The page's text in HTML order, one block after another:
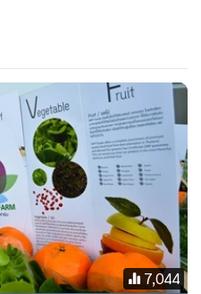
โภคและเกษตรกรผู้ปลูก จน
นการปลูกผักไฮโดรโปนิกส์ ให้
กแบบไฮโดรในฟาร์มตัวอย่าง
าง่าย และผลผลิตที่ได้ออกมา
คมีตกค้าง และได้ผลผลิตที่
ทำผักไฮโดรฯ โดยใช้วัสดุ
เรือนแบบกรีนเฮ้าส์ ปลูกผัก
กแบบปิดในระบบ DRFT โดย
บคุมโรคและแมลงโดยไม่ใช้
7,044